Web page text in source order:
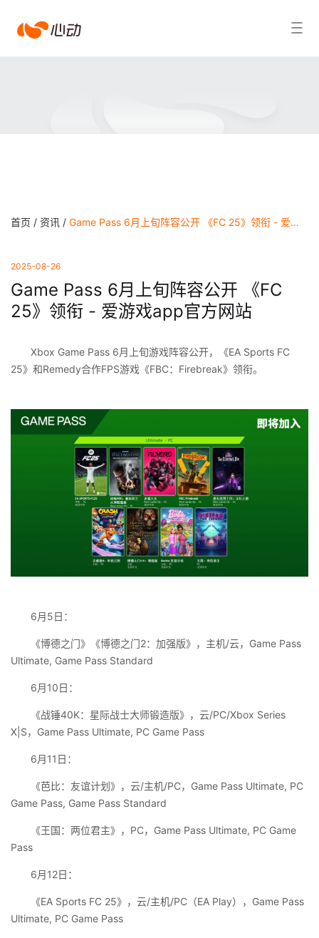
爱搜索结果
首页 / 资讯 / Game Pass 6月上旬阵容公开 《FC 25》领衔 - 爱游戏app官方网站
2025-08-26
Game Pass 6月上旬阵容公开 《FC
25》领衔 - 爱游戏app官方网站
Xbox Game Pass 6月上旬游戏阵容公开，《EA Sports FC
25》和Remedy合作FPS游戏《FBC：Firebreak》领衔。
6月5日：
《博德之门》《博德之门2：加强版》，主机/云，Game Pass
Ultimate, Game Pass Standard
6月10日：
《战锤40K：星际战士大师锻造版》，云/PC/Xbox Series
X|S，Game Pass Ultimate, PC Game Pass
6月11日：
《芭比：友谊计划》，云/主机/PC，Game Pass Ultimate, PC
Game Pass, Game Pass Standard
《王国：两位君主》，PC，Game Pass Ultimate, PC Game
Pass
6月12日：
《EA Sports FC 25》，云/主机/PC（EA Play），Game Pass
Ultimate, PC Game Pass